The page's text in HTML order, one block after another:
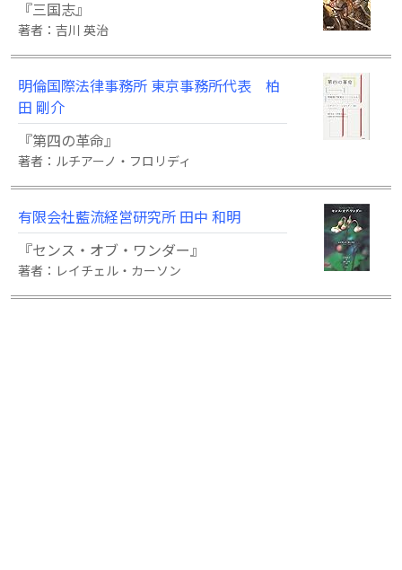
『三国志』
著者：吉川 英治
明倫国際法律事務所 東京事務所代表 柏
田 剛介
『第四の革命』
著者：ルチアーノ・フロリディ
有限会社藍流経営研究所 田中 和明
『センス・オブ・ワンダー』
著者：レイチェル・カーソン